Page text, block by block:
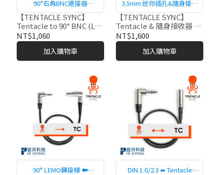
90°右角BNC連接器
⬌Tentacle Sync
【TENTACLE SYNC】
Tentacle to 90° BNC (L頭
BNC) 時間碼轉接線-C08
NT$1,060
加入購物車
3.5mm 迷你插孔&隨身接收
器⬅ Tentacle Sync
【TENTACLE SYNC】
Tentacle & 隨身接收器 to
相機 Y型轉接線-C16
NT$1,600
加入購物車
90° LEMO轉接線 ⬅
DIN 1.0/2.3 ⬌ Tentacle